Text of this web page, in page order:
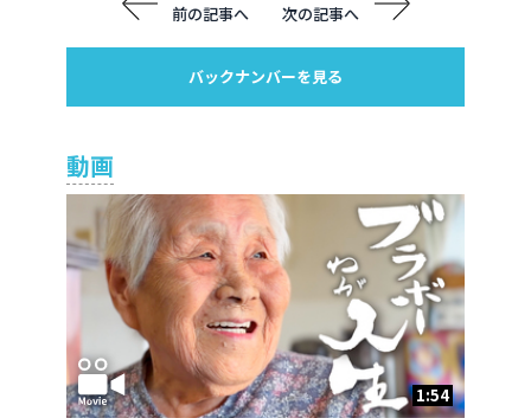
前の記事へ 次の記事へ
バックナンバーを見る
動画
1:54